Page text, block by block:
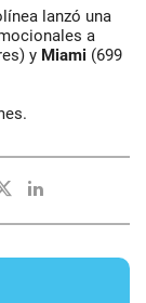
lanzó una
a
y Miami (699